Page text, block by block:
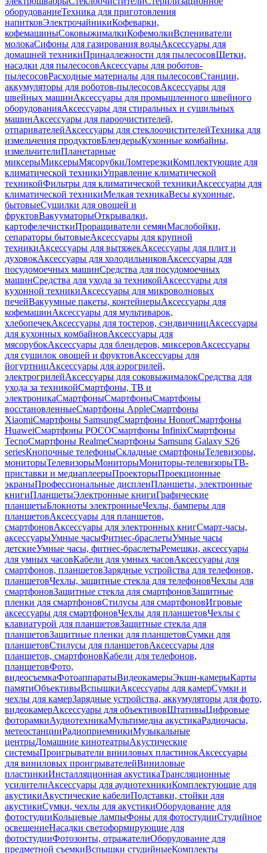
оборудованиеТехника для приготовления
напитковЭлектрочайникиКофеварки,
кофемашиныСоковыжималкиКофемолкиВспениватели
молокаСифоны для газирования водыАксессуары для
домашней техникиПринадлежности для пылесосовЩетки,
насадки для пылесосовАксессуары для роботов-
пылесосовРасходные материалы для пылесосовСтанции,
аккумуляторы для роботов-пылесосовАксессуары для
швейных машинАксессуары для промышленного швейного
оборудованияАксессуары для стиральных и сушильных
машинАксессуары для пароочистителей,
отпаривателейАксессуары для стеклоочистителейТехника для
измельчения продуктовБлендерыКухонные комбайны,
измельчителиПланетарные
миксерыМиксерыМясорубкиЛомтерезкиКомплектующие для
климатической техникиУправление климатической
техникойФильтры для климатической техникиАксессуары для
климатической техникиМелкая техникаВесы кухонные,
бытовыеСушилки для овощей и
фруктовВакууматорыОткрывалки,
картофелечисткиПроращиватели семянМаслобойки,
сепараторы бытовыеАксессуары для крупной
техникиАксессуары для вытяжекАксессуары для плит и
духовокАксессуары для холодильниковАксессуары для
посудомоечных машинСредства для посудомоечных
машинСредства для ухода за техникойАксессуары для
кухонной техникиАксессуары для микроволновых
печейВакуумные пакеты, контейнерыАксессуары для
кофемашинАксессуары для мультиварок,
хлебопечекАксессуары для тостеров, сэндвичницАксессуары
для кухонных комбайновАксессуары для
мясорубокАксессуары для блендеров, миксеровАксессуары
для сушилок овощей и фруктовАксессуары для
йогуртницАксессуары для аэрогрилей,
электрогрилейАксессуары для соковыжималокСредства для
ухода за техникойСмартфоны, ТВ и
электроникаСмартфоныСмартфоныСмартфоны
восстановленныеСмартфоны AppleСмартфоны
XiaomiСмартфоны SamsungСмартфоны HonorСмартфоны
HuaweiСмартфоны POCOСмартфоны InfinixСмартфоны
TecnoСмартфоны RealmeСмартфоны Samsung Galaxy S26
seriesКнопочные телефоныСкладные смартфоныТелевизоры,
мониторыТелевизорыМониторыМониторы-телевизорыТВ-
приставки и медиаплеерыПроекторыПроекционные
экраныПрофессиональные дисплеиПланшеты, электронные
книгиПланшетыЭлектронные книгиГрафические
планшетыБлокноты электронныеЧехлы, бамперы для
планшетовАксессуары для планшетов,
смартфоновАксессуары для электронных книгСмарт-часы,
аксессуарыУмные часыФитнес-браслетыУмные часы
детскиеУмные часы, фитнес-браслетыРемешки, аксессуары
для умных часовКабели для умных часовАксессуары для
смартфонов, планшетовЗарядные устройства для телефонов,
планшетовЧехлы, защитные стекла для телефоновЧехлы для
смартфоновЗащитные стекла для смартфоновЗащитные
пленки для смартфоновСтилусы для смартфоновИгровые
аксессуары для смартфоновЧехлы для планшетовЧехлы с
клавиатурой для планшетовЗащитные стекла для
планшетовЗащитные пленки для планшетовСумки для
планшетовСтилусы для планшетовАксессуары для
планшетов, смартфоновКабели для телефонов,
планшетовФото,
видеосъемкаФотоаппаратыВидеокамерыЭкшн-камерыКарты
памятиОбъективыВспышкиАксессуары для камерСумки и
чехлы для камерЗарядные устройства, аккумуляторы для фото,
видеокамерАксессуары для объективовШтативыЦифровые
фоторамкиАудиотехникаМультимедиа акустикаРадиочасы,
метеостанцииРадиоприемникиМузыкальные
центрыДомашние кинотеатрыАкустические
системыПроигрыватели виниловых пластинокАксессуары
для виниловых проигрывателейВиниловые
пластинкиИнсталляционная акустикаТрансляционные
усилителиАксессуары для аудиотехникиКомплектующие для
акустикиАкустические кабелиПодставки, стойки для
акустикиСумки, чехлы для акустикиОборудование для
фотостудииКольцевые лампыФоны для фотостудииСтудийное
освещениеНасадки светоформирующие для
фотостудииФотозонты, отражателиОборудование для
предметной съемкиВспышки студийныеКомплекты